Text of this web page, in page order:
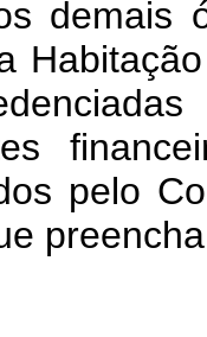
demais
pelo